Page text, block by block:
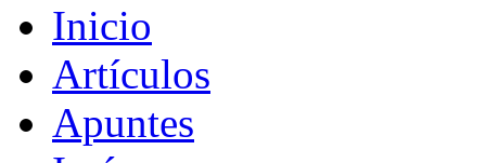
Inicio
Artículos
Apuntes